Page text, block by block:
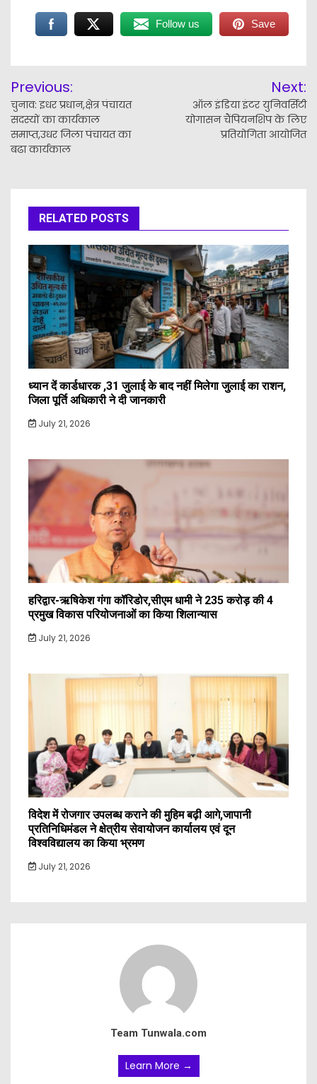
Follow us Save
navigation
Previous:
चुनाव: इधर प्रधान,क्षेत्र पंचायत
सदस्यों का कार्यकाल
समाप्त,उधर जिला पंचायत का
बढा कार्यकाल
Next:
ऑल इंडिया इंटर युनिवर्सिटी
योगासन चैंपियनशिप के लिए
प्रतियोगिता आयोजित
RELATED POSTS
ध्यान दें कार्डधारक ,31 जुलाई के बाद नहीं मिलेगा जुलाई का राशन,
जिला पूर्ति अधिकारी ने दी जानकारी
July 21, 2026
हरिद्वार-ऋषिकेश गंगा कॉरिडोर,सीएम धामी ने 235 करोड़ की 4
प्रमुख विकास परियोजनाओं का किया शिलान्यास
July 21, 2026
विदेश में रोजगार उपलब्ध कराने की मुहिम बढ़ी आगे,जापानी
प्रतिनिधिमंडल ने क्षेत्रीय सेवायोजन कार्यालय एवं दून
विश्वविद्यालय का किया भ्रमण
July 21, 2026
Team Tunwala.com
Learn More →